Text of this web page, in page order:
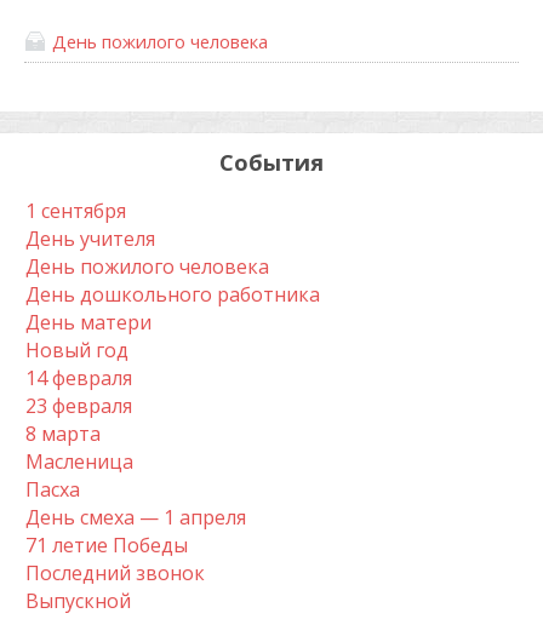
День пожилого человека
События
1 сентября
День учителя
День пожилого человека
День дошкольного работника
День матери
Новый год
14 февраля
23 февраля
8 марта
Масленица
Пасха
День смеха — 1 апреля
71 летие Победы
Последний звонок
Выпускной